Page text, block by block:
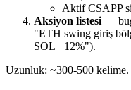
Aktif CSAPP
Aksiyon listesi —
"ETH swing giriş
SOL +12%").
Uzunluk: ~300-500